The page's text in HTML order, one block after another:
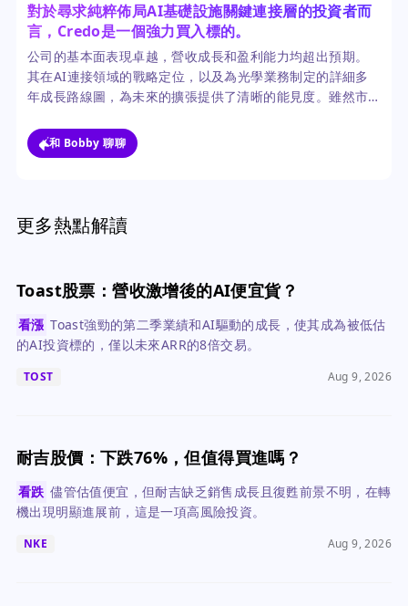
對於尋求純粹佈局AI基礎設施關鍵連接層的投資者而
言，Credo是一個強力買入標的。
公司的基本面表現卓越，營收成長和盈利能力均超出預期。
其在AI連接領域的戰略定位，以及為光學業務制定的詳細多
年成長路線圖，為未來的擴張提供了清晰的能見度。雖然市
強勁向上。
和 Bobby 聊聊
更多熱點解讀
Toast股票：營收激增後的AI便宜貨？
看漲 Toast強勁的第二季業績和AI驅動的成長，使其成為被低估
的AI投資標的，僅以未來ARR的8倍交易。
TOST Aug 9, 2026
耐吉股價：下跌76%，但值得買進嗎？
看跌 儘管估值便宜，但耐吉缺乏銷售成長且復甦前景不明，在轉
機出現明顯進展前，這是一項高風險投資。
NKE Aug 9, 2026